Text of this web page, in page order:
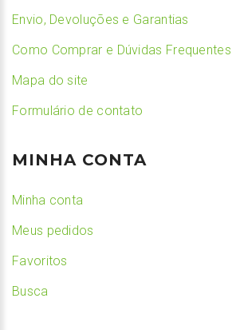
Envio, Devoluções e Garantias
Como Comprar e Dúvidas Frequentes
Mapa do site
Formulário de contato
MINHA CONTA
Minha conta
Meus pedidos
Favoritos
Busca